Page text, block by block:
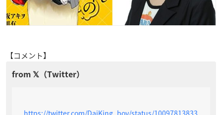
【コメント】
https://twitter.com/DaiKing_boy/status/10097813833